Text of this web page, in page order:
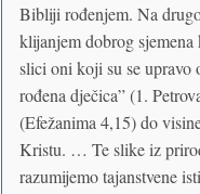
Bibliji rođenjem. Na
klijanjem dobrog
slici oni koji su se upravo
rođena dječica” (1.
(Efežanima 4,15) do
Kristu. … Te slike iz
razumijemo tajanstvene